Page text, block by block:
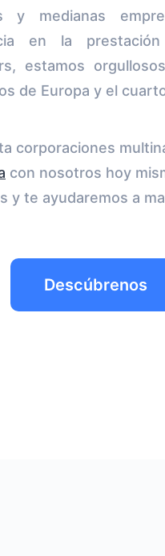
y medianas
en la
estamos
de Europa y el
corporaciones
con nosotros hoy
y te ayudaremos a
Descúbrenos